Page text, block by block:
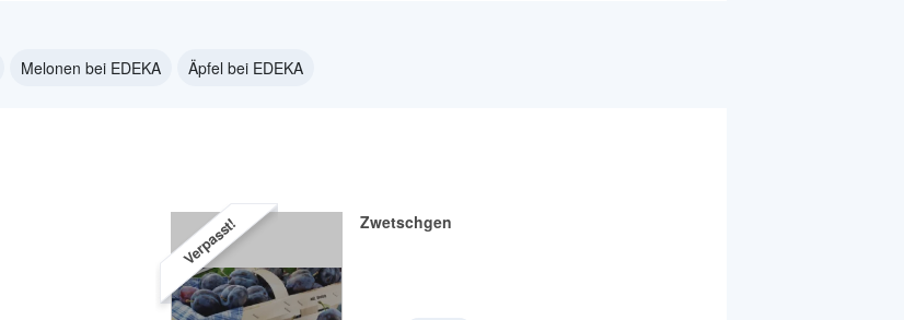
Melonen bei EDEKA Äpfel bei EDEKA
Verpasst! Zwetschgen